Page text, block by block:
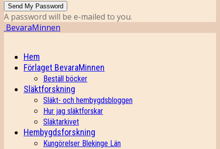
A password will be e-mailed to you.
BevaraMinnen
Hem
Förlaget BevaraMinnen
Beställ böcker
Släktforskning
Släkt- och hembygdsbloggen
Hur jag släktforskar
Släktarkivet
Hembygdsforskning
Kungörelser Blekinge Län